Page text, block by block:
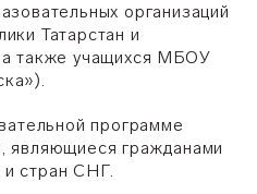
организаций
Татарстан и
а также учащихся МБОУ
программе
являющиеся гражданами
стран СНГ.